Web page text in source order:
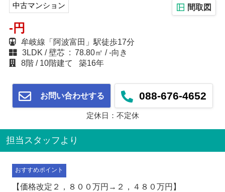
中古マンション 間取図
-円
牟岐線「阿波富田」駅徒歩17分
3LDK
壁芯 : 78.80㎡
-向き
8階
10階建て 築16年
お問い合わせする 088-676-4652
定休日：不定休
担当スタッフより
おすすめポイント
【価格改定２，８００万円→２，４８０万円】